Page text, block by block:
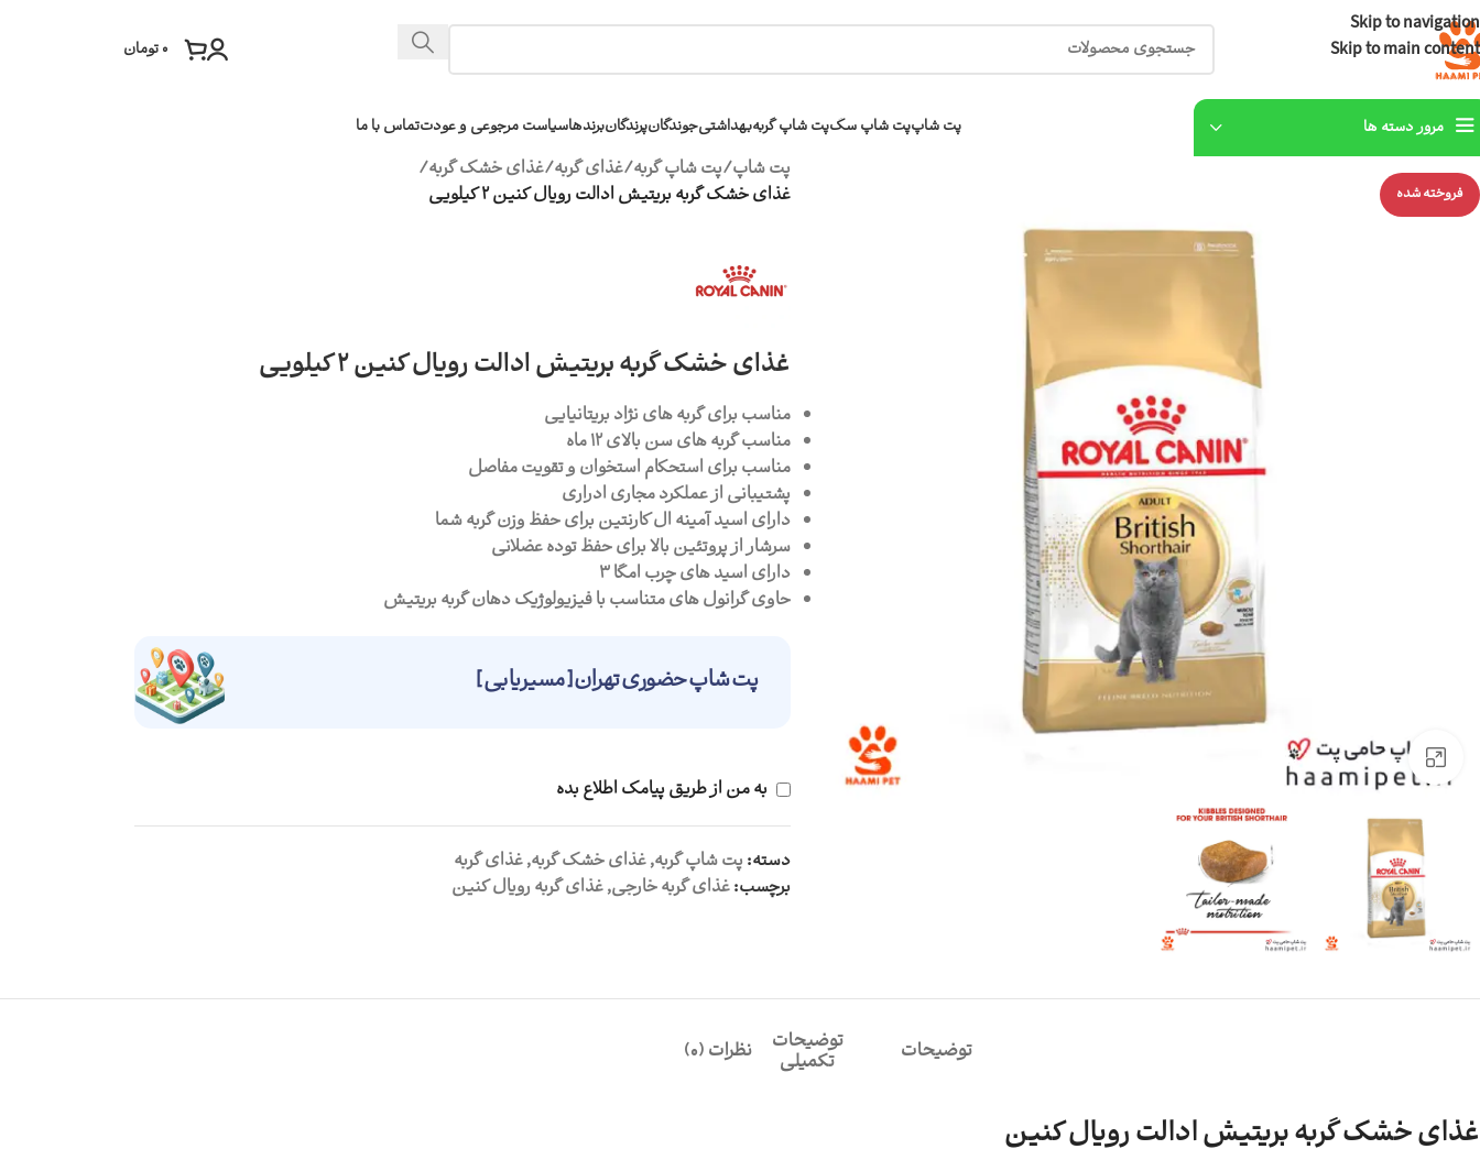
Skip to navigation
Skip to main content
۰تومان
مرور دسته ها پت شاپپت شاپ سگپت شاپ گربهبهداشتیجوندگانپرندگانبرندهاسیاست مرجوعی و عودتتماس با ما
فروخته شده
برای بزرگنمایی کلیک کنید
پت شاپ/پت شاپ گربه/غذای گربه/غذای خشک گربه/
غذای خشک گربه بریتیش ادالت رویال کنین 2 کیلویی
غذای خشک گربه بریتیش ادالت رویال کنین 2 کیلویی
مناسب برای گربه های نژاد بریتانیایی
مناسب گربه های سن بالای 12 ماه
مناسب برای استحکام استخوان و تقویت مفاصل
پشتیبانی از عملکرد مجاری ادراری
دارای اسید آمینه ال کارنتین برای حفظ وزن گربه شما
سرشار از پروتئین بالا برای حفظ توده عضلانی
دارای اسید های چرب امگا 3
حاوی گرانول های متناسب با فیزیولوژیک دهان گربه بریتیش
پت شاپ حضوری تهران [ مسیریابی ]
به من از طریق پیامک اطلاع بده
دسته:پت شاپ گربه,غذای خشک گربه,غذای گربه
برچسب:غذای گربه خارجی,غذای گربه رویال کنین
توضیحات توضیحات
تکمیلی نظرات (0)
غذای خشک گربه بریتیش ادالت رویال کنین